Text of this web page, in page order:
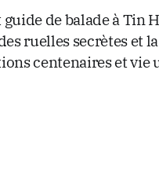
de balade à Tin
ruelles secrètes et
centenaires et vie